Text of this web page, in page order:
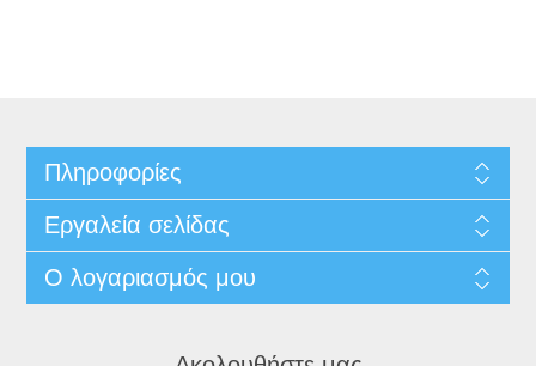
Πληροφορίες
Εργαλεία σελίδας
Ο λογαριασμός μου